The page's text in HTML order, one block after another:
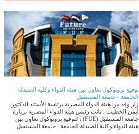
توقيع بروتوكول تعاون بين هيئة الدواء وكلية الصيدلة
الجامعة - جامعة المستقبل
زار وفد من هيئة الدواء المصرية برئاسة الأستاذ الدكتور
أيمن الخطيب ، نائب رئيس هيئة الدواء المصرية بزيارة
جامعة المستقبل (FUE) ، لتوقيع بروتوكول تعاون بين
هيئة الدواء وكلية الصيدلة الجامعة - جامعة المستقبل